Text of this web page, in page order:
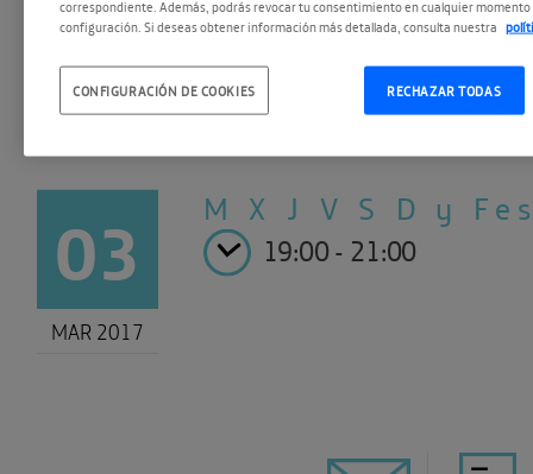
03
MAR 2017
M X J V S D y
19:00 - 21:00
correspondiente. Además, podrás revocar tu consentimiento en cualquier momento
configuración. Si deseas obtener información más detallada, consulta nuestra
RECHAZAR TODAS
CONFIGURACIÓN DE COOKIES